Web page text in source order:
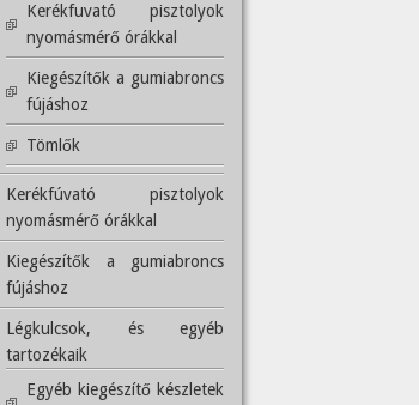
Kerékfuvató pisztolyok
nyomásmérő órákkal
Kiegészítők a gumiabroncs
fújáshoz
Tömlők
Kerékfúvató pisztolyok
nyomásmérő órákkal
Kiegészítők a gumiabroncs
fújáshoz
Légkulcsok, és egyéb
tartozékaik
Egyéb kiegészítő készletek